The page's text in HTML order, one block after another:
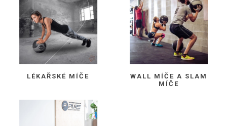
LÉKAŘSKÉ MÍČE
WALL MÍČE A SLAM
MÍČE